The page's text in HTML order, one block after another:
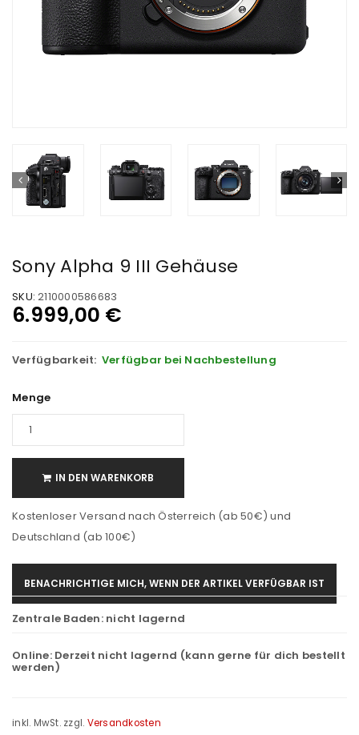
Sony Alpha 9 III Gehäuse
SKU: 2110000586683
6.999,00 €
Verfügbarkeit: Verfügbar bei Nachbestellung
Menge
IN DEN WARENKORB
Kostenloser Versand nach Österreich (ab 50€) und
Deutschland (ab 100€)
BENACHRICHTIGE MICH, WENN DER ARTIKEL VERFÜGBAR IST
Zentrale Baden: nicht lagernd
Online: Derzeit nicht lagernd (kann gerne für dich bestellt
werden)
inkl. MwSt. zzgl. Versandkosten